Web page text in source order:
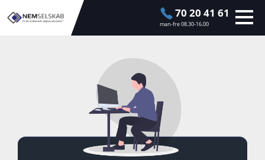
70 20 41 61
man-fre 08.30-16.00